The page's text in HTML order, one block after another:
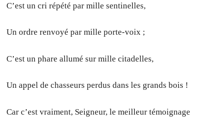
C’est un cri répété par mille sentinelles,
Un ordre renvoyé par mille porte-voix ;
C’est un phare allumé sur mille citadelles,
Un appel de chasseurs perdus dans les grands bois !
Car c’est vraiment, Seigneur, le meilleur témoignage